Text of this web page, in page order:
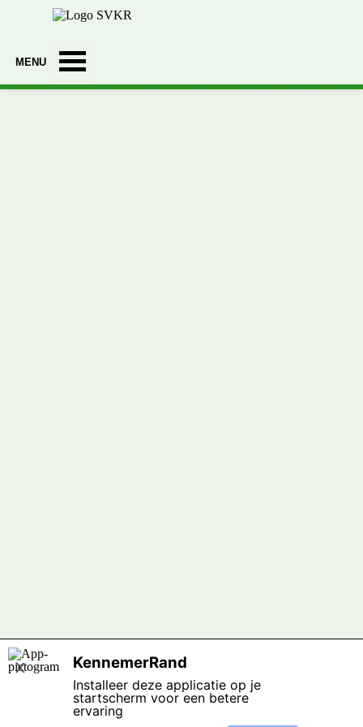
Ga naar de inhoud
KennemerRand
Installeer deze applicatie op je
startscherm voor een betere
ervaring
X